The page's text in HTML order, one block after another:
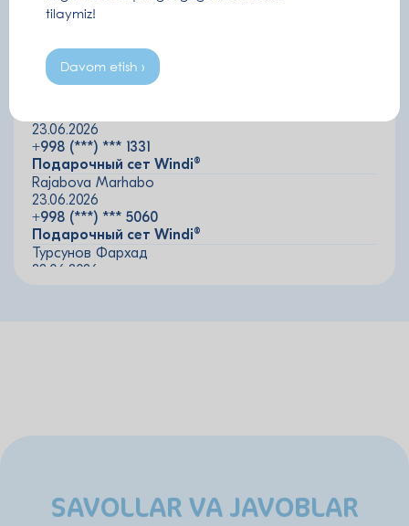
+998 (***) *** 1011
Подарочный сет Windi®
23.06.2026
+998 (***) *** 3770
23.06.2026
+998 (***) *** 1331
Подарочный сет Windi®
Rajabova Marhabo
23.06.2026
+998 (***) *** 5060
Подарочный сет Windi®
Турсунов Фархад
23.06.2026
+998 (***) *** 1174
Подарочный набор Lactoflorene®
SAVOLLAR VA JAVOBLAR
tilaymiz!
Davom etish ›